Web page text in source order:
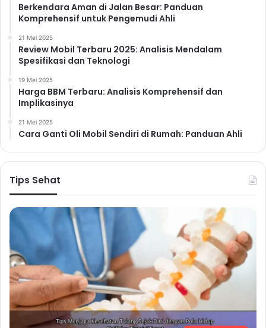
Berkendara Aman di Jalan Besar: Panduan
Komprehensif untuk Pengemudi Ahli
21 Mei 2025
Review Mobil Terbaru 2025: Analisis Mendalam
Spesifikasi dan Teknologi
19 Mei 2025
Harga BBM Terbaru: Analisis Komprehensif dan
Implikasinya
21 Mei 2025
Cara Ganti Oli Mobil Sendiri di Rumah: Panduan Ahli
Tips Sehat